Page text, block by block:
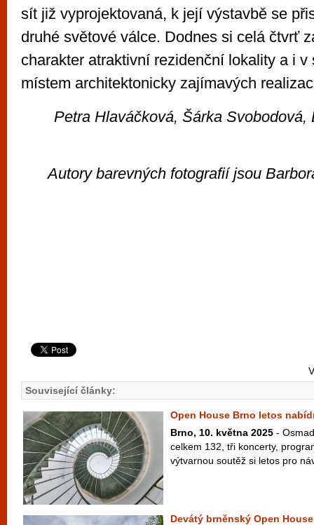
sít již vyprojektovaná, k její výstavbě se
druhé světové válce. Dodnes si celá čtvrť
charakter atraktivní rezidenční lokality a i v
místem architektonicky zajímavých
Petra Hlaváčková, Šárka Svobodová,
Autory barevných fotografií jsou
Související články:
Open House Brno letos
Brno, 10. května 2025 -
celkem 132, tři koncerty,
výtvarnou soutěž si letos pro
Devátý brněnský Open